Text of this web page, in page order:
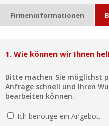
Home
Ratgeber
Scheibensuche
FAQ
Firmeninformationen
1. Wie können wir Ihnen
Bitte machen Sie möglichst
Anfrage schnell und Ihren
bearbeiten können.
Ich benötige ein Angebot.